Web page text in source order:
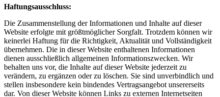
Haftungsausschluss:
Die Zusammenstellung der Informationen und Inhalte auf dieser
Website erfolgte mit größtmöglicher Sorgfalt. Trotzdem können wir
keinerlei Haftung für die Richtigkeit, Aktualität und Vollständigkeit
übernehmen. Die in dieser Website enthaltenen Informationen
dienen ausschließlich allgemeinen Informationszwecken. Wir
behalten uns vor, die Inhalte auf dieser Website jederzeit zu
verändern, zu ergänzen oder zu löschen. Sie sind unverbindlich und
stellen insbesondere kein bindendes Vertragsangebot unsererseits
dar. Von dieser Website können Links zu externen Internetseiten